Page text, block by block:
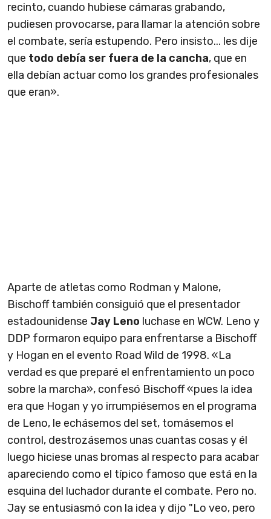
recinto, cuando hubiese cámaras grabando,
pudiesen provocarse, para llamar la atención sobre
el combate, sería estupendo. Pero insisto... les dije
que todo debía ser fuera de la cancha, que en
ella debían actuar como los grandes profesionales
que eran».
Aparte de atletas como Rodman y Malone,
Bischoff también consiguió que el presentador
estadounidense Jay Leno luchase en WCW. Leno y
DDP formaron equipo para enfrentarse a Bischoff
y Hogan en el evento Road Wild de 1998. «La
verdad es que preparé el enfrentamiento un poco
sobre la marcha», confesó Bischoff «pues la idea
era que Hogan y yo irrumpiésemos en el programa
de Leno, le echásemos del set, tomásemos el
control, destrozásemos unas cuantas cosas y él
luego hiciese unas bromas al respecto para acabar
apareciendo como el típico famoso que está en la
esquina del luchador durante el combate. Pero no.
Jay se entusiasmó con la idea y dijo "Lo veo, pero